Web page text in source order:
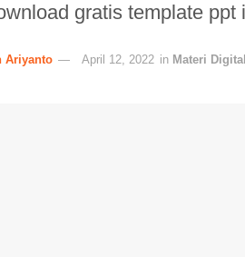
gratis template ppt
Ariyanto April 12, 2022 in Materi